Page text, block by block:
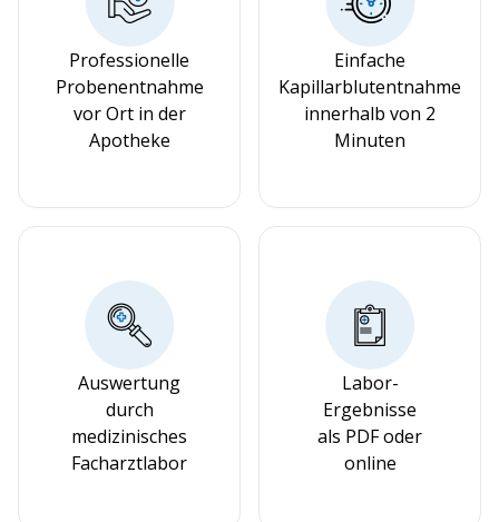
Professionelle
Probenentnahme
vor Ort in der
Apotheke
Einfache
Kapillarblutentnahme
innerhalb von 2
Minuten
Auswertung
durch
medizinisches
Facharztlabor
Labor-
Ergebnisse
als PDF oder
online